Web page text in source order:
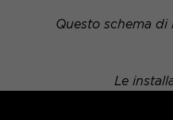
Questo schema
Le